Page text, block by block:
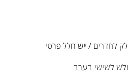
לחדרים / יש חלל פרטי
לשישי בערב